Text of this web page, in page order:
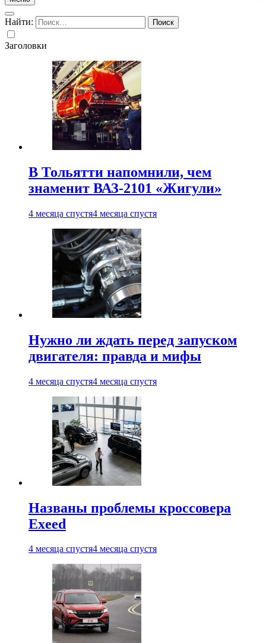
Найти:
Заголовки
В Тольятти напомнили, чем
знаменит ВАЗ-2101 «Жигули»
4 месяца спустя4 месяца спустя
Нужно ли ждать перед запуском
двигателя: правда и мифы
4 месяца спустя4 месяца спустя
Названы проблемы кроссовера
Exeed
4 месяца спустя4 месяца спустя